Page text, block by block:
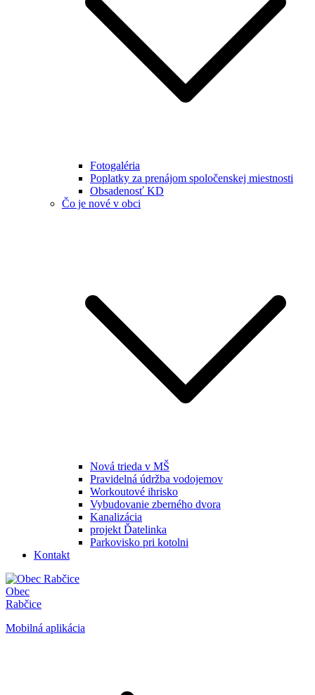
Fotogaléria
Poplatky za prenájom spoločenskej miestnosti
Obsadenosť KD
Čo je nové v obci
Nová trieda v MŠ
Pravidelná údržba vodojemov
Workoutové ihrisko
Vybudovanie zberného dvora
Kanalizácia
projekt Ďatelinka
Parkovisko pri kotolni
Kontakt
Obec
Rabčice
Mobilná aplikácia